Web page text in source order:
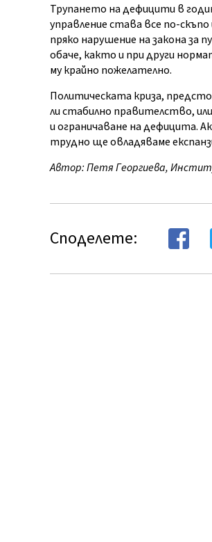
Трупането на дефицити в
управление става все по-
пряко нарушение на закона за
обаче, както и при други
му крайно пожелателно.
Политическата криза,
ли стабилно правителство,
и ограничаване на дефицита.
трудно ще овладяваме
Автор: Петя Георгиева,
Споделете: